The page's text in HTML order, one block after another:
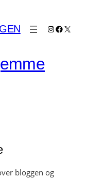
Instagram
X
bloggen og